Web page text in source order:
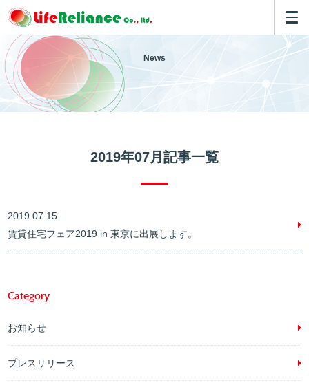
News
2019年07月記事一覧
2019.07.15
賃貸住宅フェア2019 in 東京に出展します。
Category
お知らせ
プレスリリース